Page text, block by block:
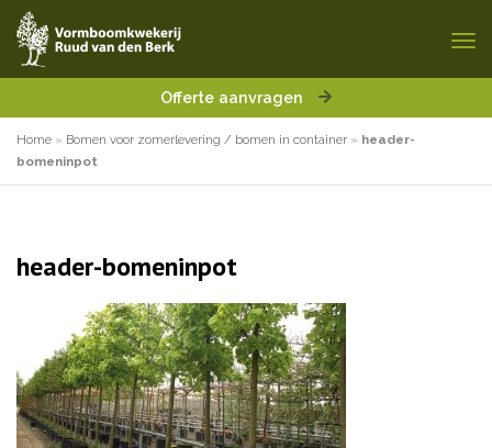
Offerte aanvragen
Home » Bomen voor zomerlevering / bomen in container » header-
bomeninpot
header-bomeninpot